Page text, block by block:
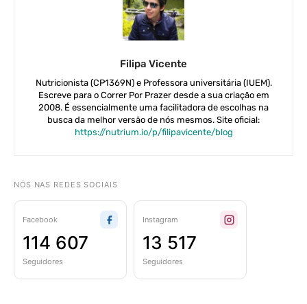
Filipa Vicente
Nutricionista (CP1369N) e Professora universitária (IUEM).
Escreve para o Correr Por Prazer desde a sua criação em
2008. É essencialmente uma facilitadora de escolhas na
busca da melhor versão de nós mesmos. Site oficial:
https://nutrium.io/p/filipavicente/blog
NÓS NAS REDES SOCIAIS
Facebook
114 607
Seguidores
Instagram
13 517
Seguidores